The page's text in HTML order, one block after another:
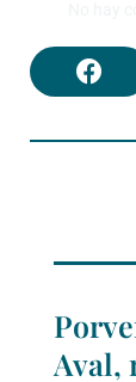
Aval,